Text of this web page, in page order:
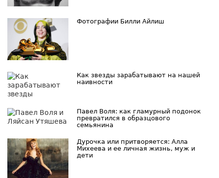
Фотографии Билли Айлиш
Как звезды зарабатывают на нашей
наивности
Павел Воля: как гламурный подонок
превратился в образцового
семьянина
Дурочка или притворяется: Алла
Михеева и ее личная жизнь, муж и
дети